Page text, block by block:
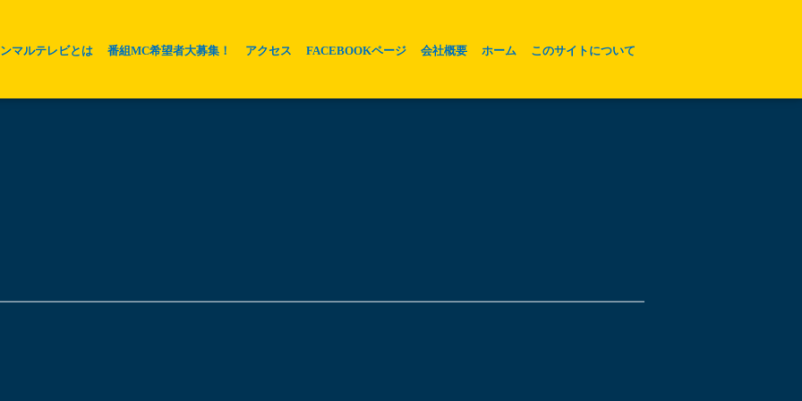
マルテレビとは 番組MC希望者大募集！ アクセス FACEBOOKページ 会社概要 ホーム このサイトについて